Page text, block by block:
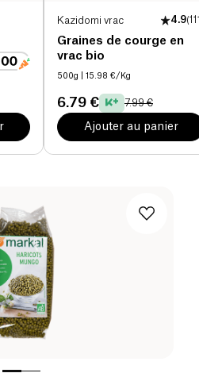
Kazidomi vrac 4.9(
Graines de courge en
vrac bio
500g | 15.98 €/Kg
6.79 € 7.99 €
Ajouter au panier